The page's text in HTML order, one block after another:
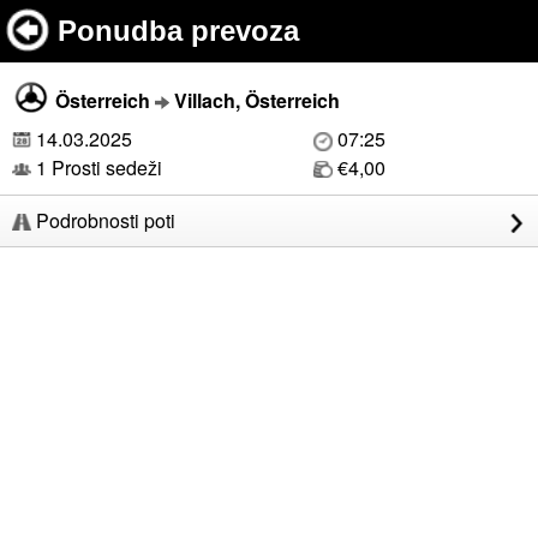
Ponudba prevoza
Österreich
Villach, Österreich
14.03.2025
07:25
1 Prosti sedeži
€4,00
Podrobnosti poti